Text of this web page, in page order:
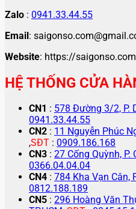
Zalo : 0941.33.44.55
Email:
Website: https://saigonso.com
HỆ THỐNG CỬA
CN1 : 578 Đường 3/2, P.
0941.33.44.55
CN2 : 11 Nguyễn Phúc
,SĐT : 0909.186.168
CN3 : 27 Cống Quỳnh, P.
0366.04.04.04
CN4 : 784 Kha Vạn Cân,
0812.188.189
CN5 : 296 Hoàng Văn